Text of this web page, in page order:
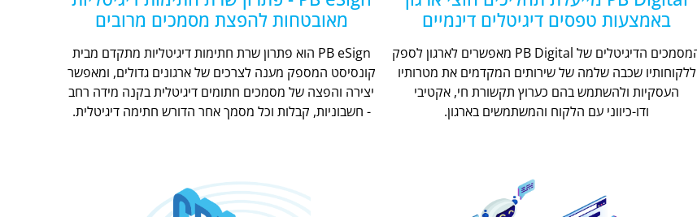
באמצעות טפסים דיגיטלים דינמיים
המסמכים הדיגיטלים של PB Digital מאפשרים לארגון לספק
ללקוחותיו שכבה שלמה של שירותים המקדמים את מטרותיו
העסקיות ולהשתמש בהם כערוץ תקשורת חי, אקטיבי
ודו-כיווני עם הלקוח והמשתמשים בארגון.
מאובטחות להפצת מסמכים מרובים
PB eSign הוא פתרון שרת חתימות דיגיטליות מתקדם מבית
קונסיסט המספק מענה לצרכים של ארגונים גדולים, ומאפשר
יצירה והפצה של מסמכים חתומים דיגיטלית בקנה מידה רחב
- חשבוניות, קבלות וכל מסמך אחר הדורש חתימה דיגיטלית.